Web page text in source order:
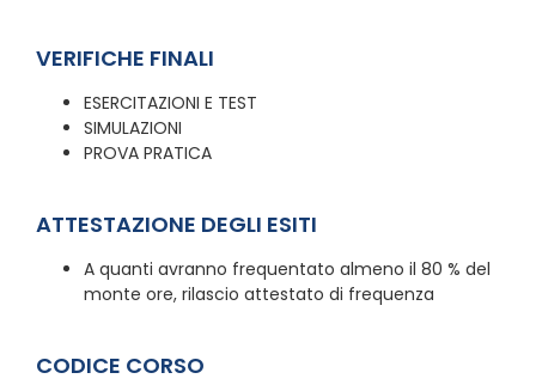
VERIFICHE FINALI
ESERCITAZIONI E TEST
SIMULAZIONI
PROVA PRATICA
ATTESTAZIONE DEGLI ESITI
A quanti avranno frequentato almeno il 80 % del
monte ore, rilascio attestato di frequenza
CODICE CORSO